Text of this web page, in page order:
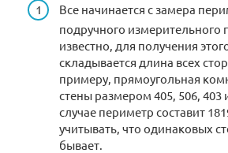
Все начинается с замера
подручного измерительного
известно, для получения
складывается длина всех
примеру, прямоугольная
стены размером 405, 506, 403
случае периметр составит
учитывать, что одинаковых
бывает.